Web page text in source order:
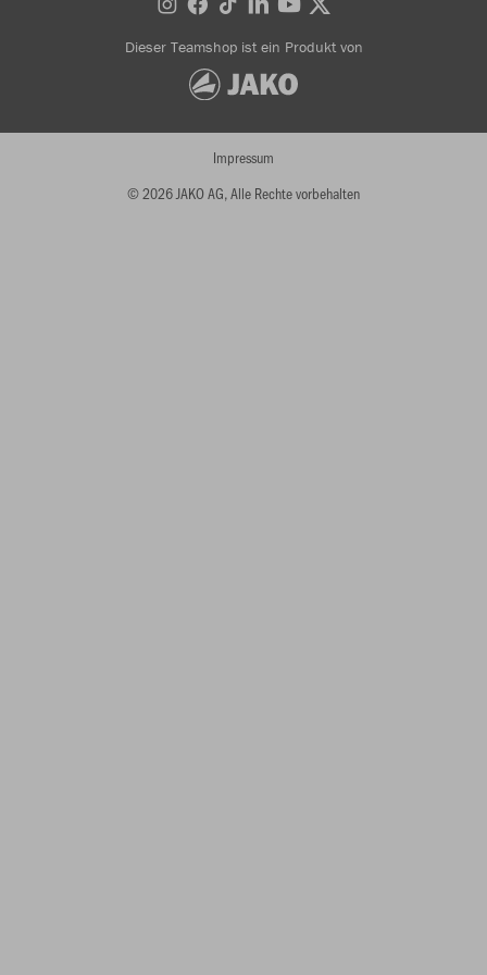
Dieser Teamshop ist ein Produkt von
© 2026 JAKO AG, Alle Rechte vorbehalten
Impressum